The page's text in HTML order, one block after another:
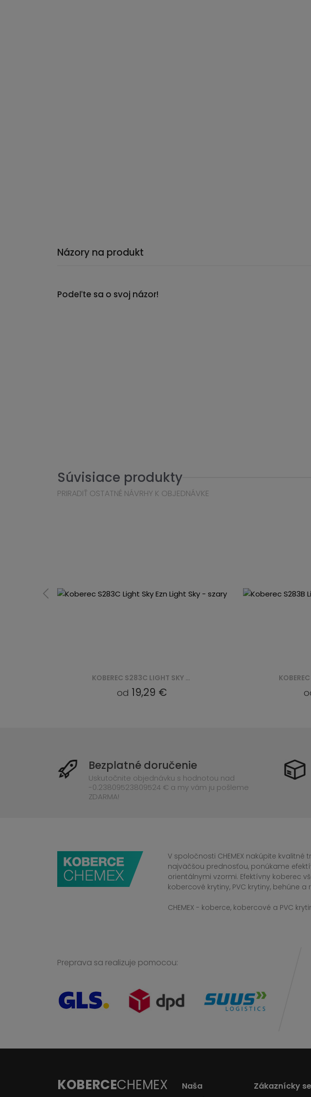
Názory na produkt
Podeľte sa o svoj názor!
Súvisiace produkty
PRIRADIŤ OSTATNÉ NÁVRHY K OBJEDNÁVKE
KOBEREC S283B LIGHT SKY EZM LIGHT SKY - SZARY
od19,29 €
Bezplatné doručenie
Uskutočnite objednávku s hodnotou nad
-0.23809523809524 € a my vám ju pošleme
ZDARMA!
V spoločnosti CHEMEX nakúpite
najväčšou prednosťou, ponúkame
orientálnymi vzormi. Efektívny koberec
kobercové krytiny, PVC krytiny, behúne
CHEMEX - koberce, kobercové a PVC
Preprava sa realizuje pomocou:
KOBERCECHEMEX
Naša
Zákaznícky